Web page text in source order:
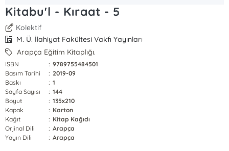
Kitabu'l - Kıraat - 5
Kolektif
M. Ü. İlahiyat Fakültesi Vakfı Yayınları
Arapça Eğitim Kitaplığı.
ISBN : 9789755484501
Basım Tarihi
: 2019-09
Baskı
: 1
Sayfa Sayısı
: 144
Boyut
: 135x210
Kapak
: Karton
Kağıt
: Kitap Kağıdı
Orjinal Dili
: Arapça
Yayın Dili
: Arapça